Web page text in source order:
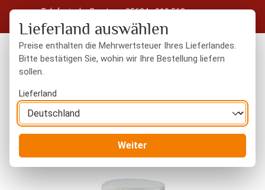
Zum Hauptinhalt springen
Telefonische Beratung: 05604 - 919 563
Kostenloser Versand in Deutschland ab 50 € Warenwert
Bildergalerie überspringen
Lieferland auswählen
Preise enthalten die Mehrwertsteuer Ihres Lieferlandes.
Bitte bestätigen Sie, wohin wir Ihre Bestellung liefern
sollen.
Lieferland
Weiter